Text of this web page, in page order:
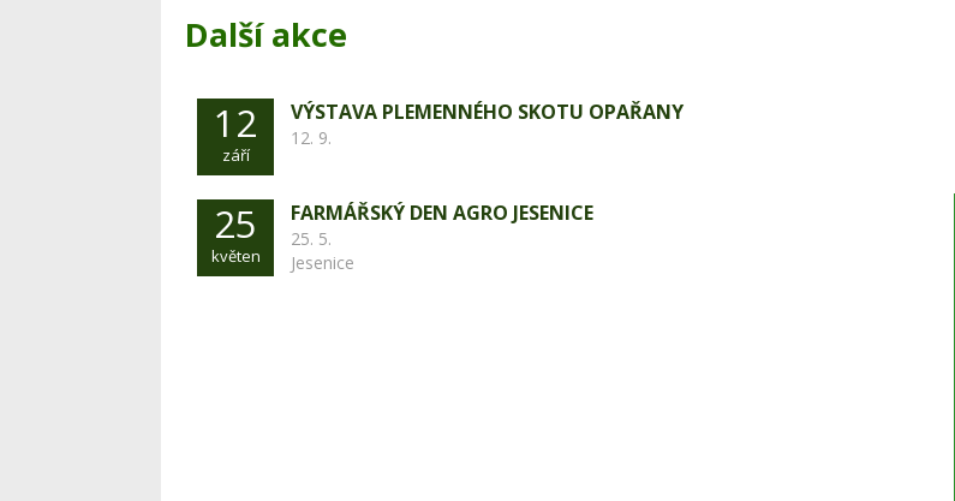
Další akce
12
září
VÝSTAVA PLEMENNÉHO SKOTU OPAŘANY
12. 9.
25
květen
FARMÁŘSKÝ DEN AGRO JESENICE
25. 5.
Jesenice